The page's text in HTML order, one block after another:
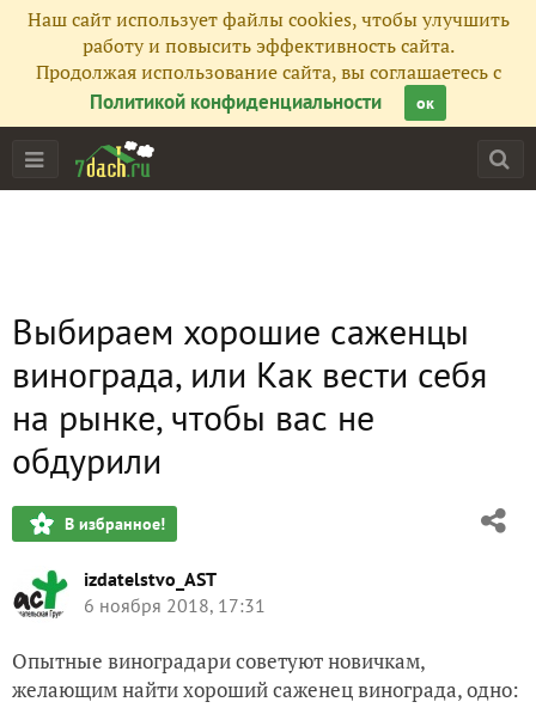
Наш сайт использует файлы cookies, чтобы улучшить
работу и повысить эффективность сайта.
Продолжая использование сайта, вы соглашаетесь с
Политикой конфиденциальности
ок
Выбираем хорошие саженцы
винограда, или Как вести себя
на рынке, чтобы вас не
обдурили
В избранное!
izdatelstvo_AST
6 ноября 2018, 17:31
Опытные виноградари советуют новичкам,
желающим найти хороший саженец винограда, одно: